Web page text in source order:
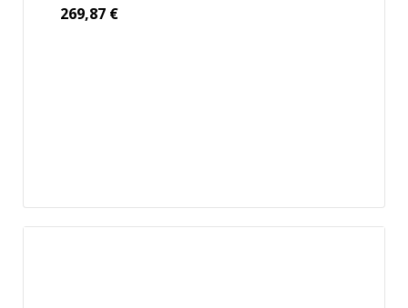
269,87 €